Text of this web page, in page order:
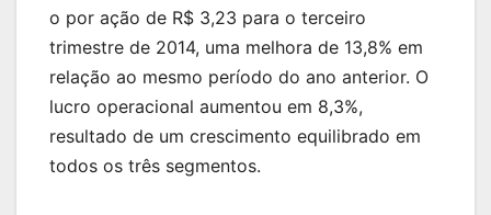
o por ação de R$ 3,23 para o terceiro
trimestre de 2014, uma melhora de 13,8% em
relação ao mesmo período do ano anterior. O
lucro operacional aumentou em 8,3%,
resultado de um crescimento equilibrado em
todos os três segmentos.